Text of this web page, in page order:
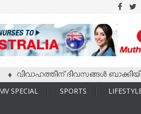
വിവാഹത്തിന് ദിവസങ്ങള്‍
SPECIAL SPORTS